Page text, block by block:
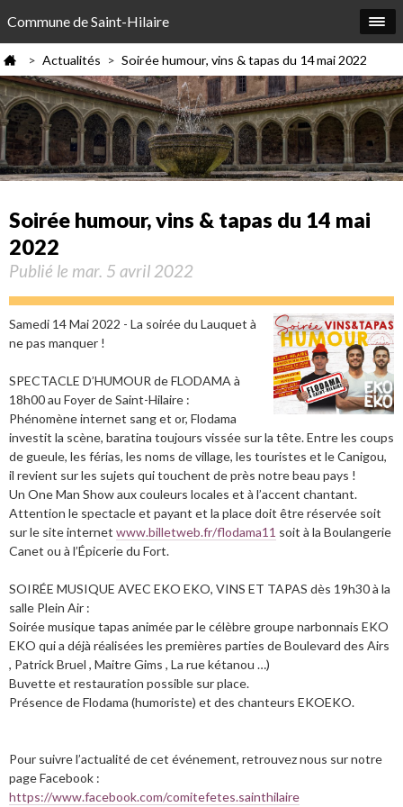
Commune de Saint-Hilaire
> Actualités > Soirée humour, vins & tapas du 14 mai 2022
Soirée humour, vins & tapas du 14 mai
2022
Publié le mar. 5 avril 2022
Samedi 14 Mai 2022 - La soirée du Lauquet à
ne pas manquer !
SPECTACLE D’HUMOUR de FLODAMA à
18h00 au Foyer de Saint-Hilaire :
Phénomène internet sang et or, Flodama
investit la scène, baratina toujours vissée sur la tête. Entre les coups
de gueule, les férias, les noms de village, les touristes et le Canigou,
il revient sur les sujets qui touchent de près notre beau pays !
Un One Man Show aux couleurs locales et à l’accent chantant.
Attention le spectacle et payant et la place doit être réservée soit
sur le site internet www.billetweb.fr/flodama11 soit à la Boulangerie
Canet ou à l’Épicerie du Fort.
SOIRÉE MUSIQUE AVEC EKO EKO, VINS ET TAPAS dès 19h30 à la
salle Plein Air :
Soirée musique tapas animée par le célèbre groupe narbonnais EKO
EKO qui a déjà réalisées les premières parties de Boulevard des Airs
, Patrick Bruel , Maitre Gims , La rue kétanou …)
Buvette et restauration possible sur place.
Présence de Flodama (humoriste) et des chanteurs EKOEKO.
Pour suivre l’actualité de cet événement, retrouvez nous sur notre
page Facebook :
https://www.facebook.com/comitefetes.sainthilaire